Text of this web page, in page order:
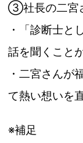
③社長の二宮
・「診断士と
話を聞くこと
・二宮さんが
て熱い想いを
※補足